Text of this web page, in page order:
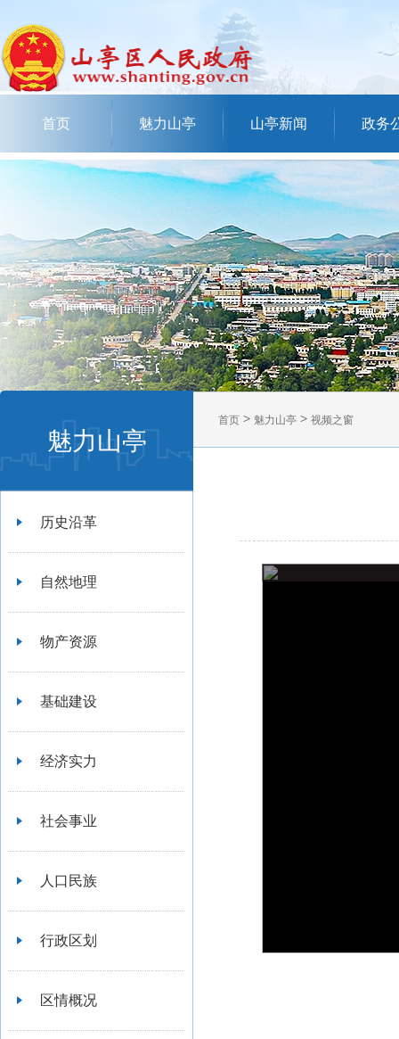
首页 魅力山亭 山亭新闻 政务
魅力山亭
历史沿革
自然地理
物产资源
基础建设
经济实力
社会事业
人口民族
行政区划
区情概况
首页 > 魅力山亭 > 视频之窗